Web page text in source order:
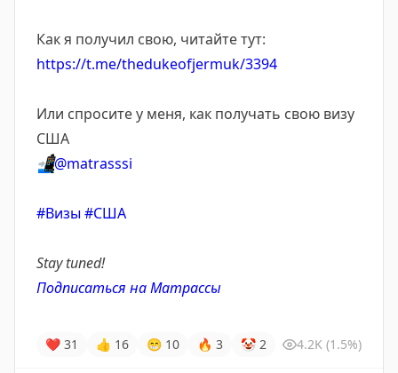
Как я получил свою, читайте тут:
https://t.me/thedukeofjermuk/3394
Или спросите у меня, как получать свою визу
США
📲@matrasssi
#Визы#США
Stay tuned!
Подписаться на Матрассы
❤ 31 👍 16 😁 10 🔥 3 🤡 2 4.2K (1.5%)